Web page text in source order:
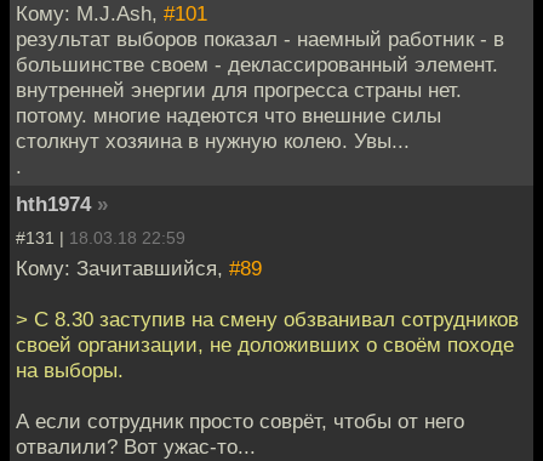
Кому: M.J.Ash, #101
результат выборов показал - наемный работник - в
большинстве своем - деклассированный элемент.
внутренней энергии для прогресса страны нет.
потому. многие надеются что внешние силы
столкнут хозяина в нужную колею. Увы...
.
hth1974 »
#131 | 18.03.18 22:59
Кому: Зачитавшийся, #89
> С 8.30 заступив на смену обзванивал сотрудников
своей организации, не доложивших о своём походе
на выборы.
А если сотрудник просто соврёт, чтобы от него
отвалили? Вот ужас-то...